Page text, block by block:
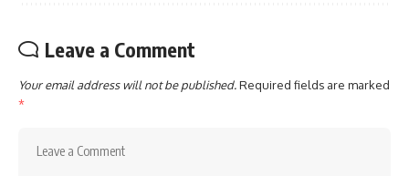
Leave a Comment
Your email address will not be published.Required fields are marked
*